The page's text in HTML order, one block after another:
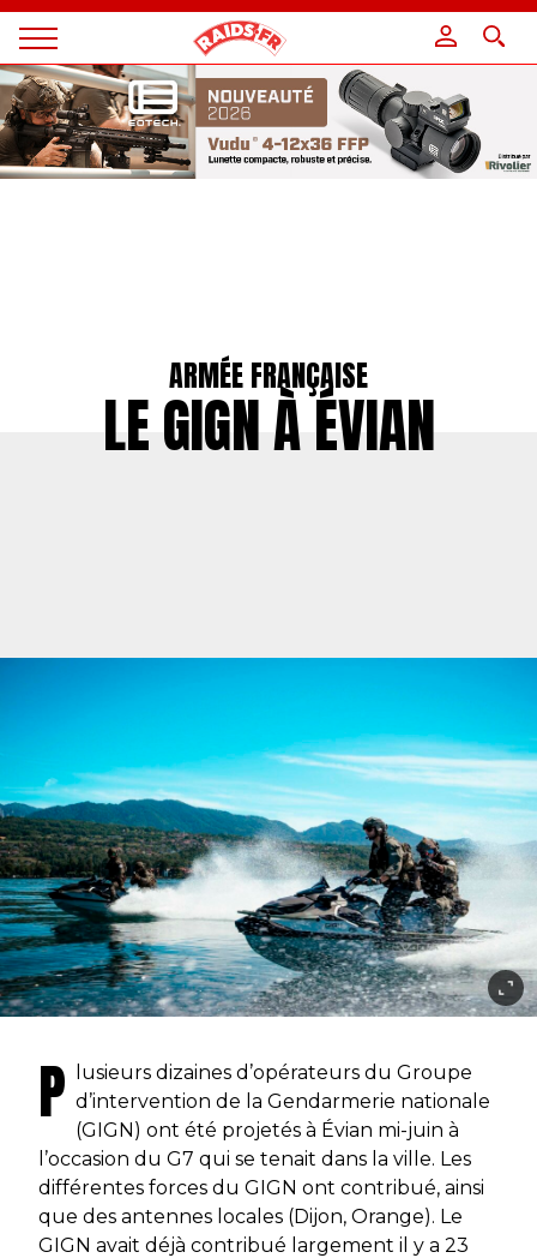
Magazine
Raids
ARMÉE FRANÇAISE
LE GIGN À ÉVIAN
P
lusieurs dizaines d’opérateurs du Groupe
d’intervention de la Gendarmerie nationale
(GIGN) ont été projetés à Évian mi-juin à
l’occasion du G7 qui se tenait dans la ville. Les
différentes forces du GIGN ont contribué, ainsi
que des antennes locales (Dijon, Orange). Le
GIGN avait déjà contribué largement il y a 23
Panneau de gestion des cookies